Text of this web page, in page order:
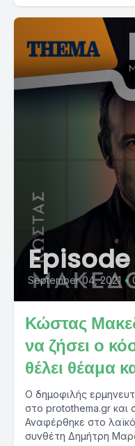
September 04, 2021 •
Κώστας
να ζήσει ο
θέλει θέαμα
Ο δημοφιλής
στο protothema.gr και
Αναφέρθηκε στο
συνθέτη Δημήτρη